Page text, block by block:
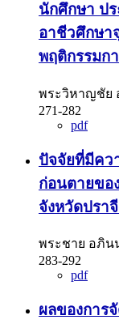
นักศึกษา ป
อาชีวศึกษา
พฤติกรรมก
พระวิหาญชัย
271-282
pdf
ปัจจัยที่มีคว
ก่อนตายขอ
จังหวัดปรา
พระชาย อภิ
283-292
pdf
ผลของการ